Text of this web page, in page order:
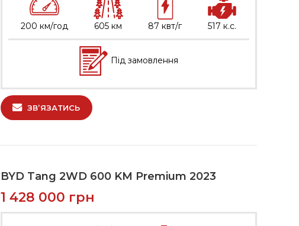
200 км/год 605 км 87 квт/г 517 к.с.
Під замовлення
ЗВ’ЯЗАТИСЬ
BYD Tang 2WD 600 KM Premium 2023
1 428 000 грн